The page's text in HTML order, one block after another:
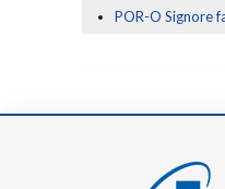
POR-O Signore